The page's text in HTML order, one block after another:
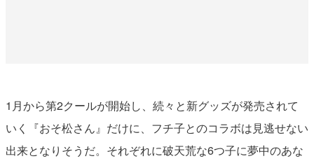
1月から第2クールが開始し、続々と新グッズが発売されて
いく『おそ松さん』だけに、フチ子とのコラボは見逃せない
出来となりそうだ。それぞれに破天荒な6つ子に夢中のあな